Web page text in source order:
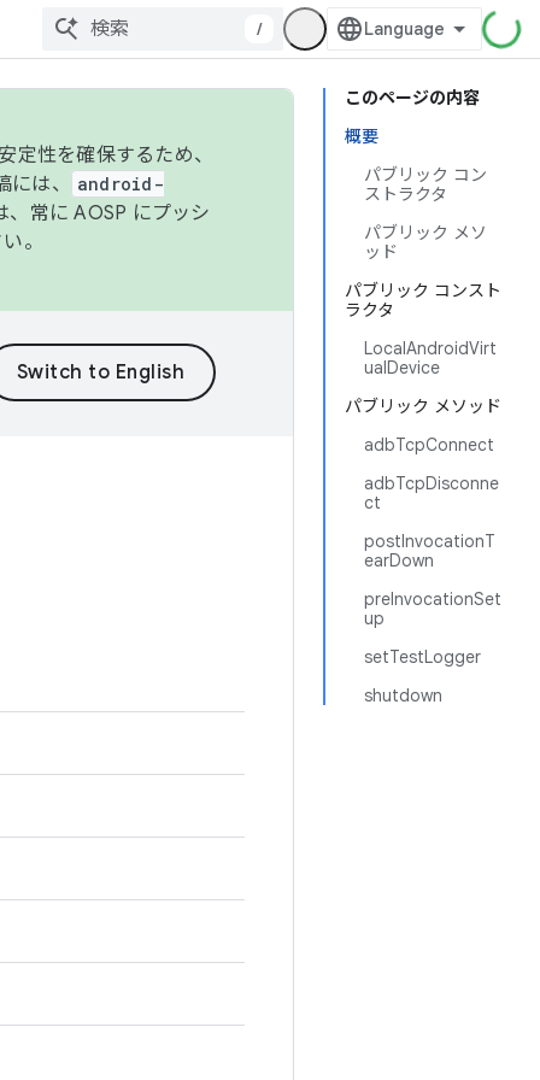
/
このページの内容
概要
パブリック コン
ストラクタ
パブリック メソ
ッド
パブリック コンスト
ラクタ
LocalAndroidVirt
ualDevice
パブリック メソッド
adbTcpConnect
adbTcpDisconne
ct
postInvocationT
earDown
preInvocationSet
up
setTestLogger
shutdown
性を確保するため、
は、
android-
常に AOSP にプッシ
。